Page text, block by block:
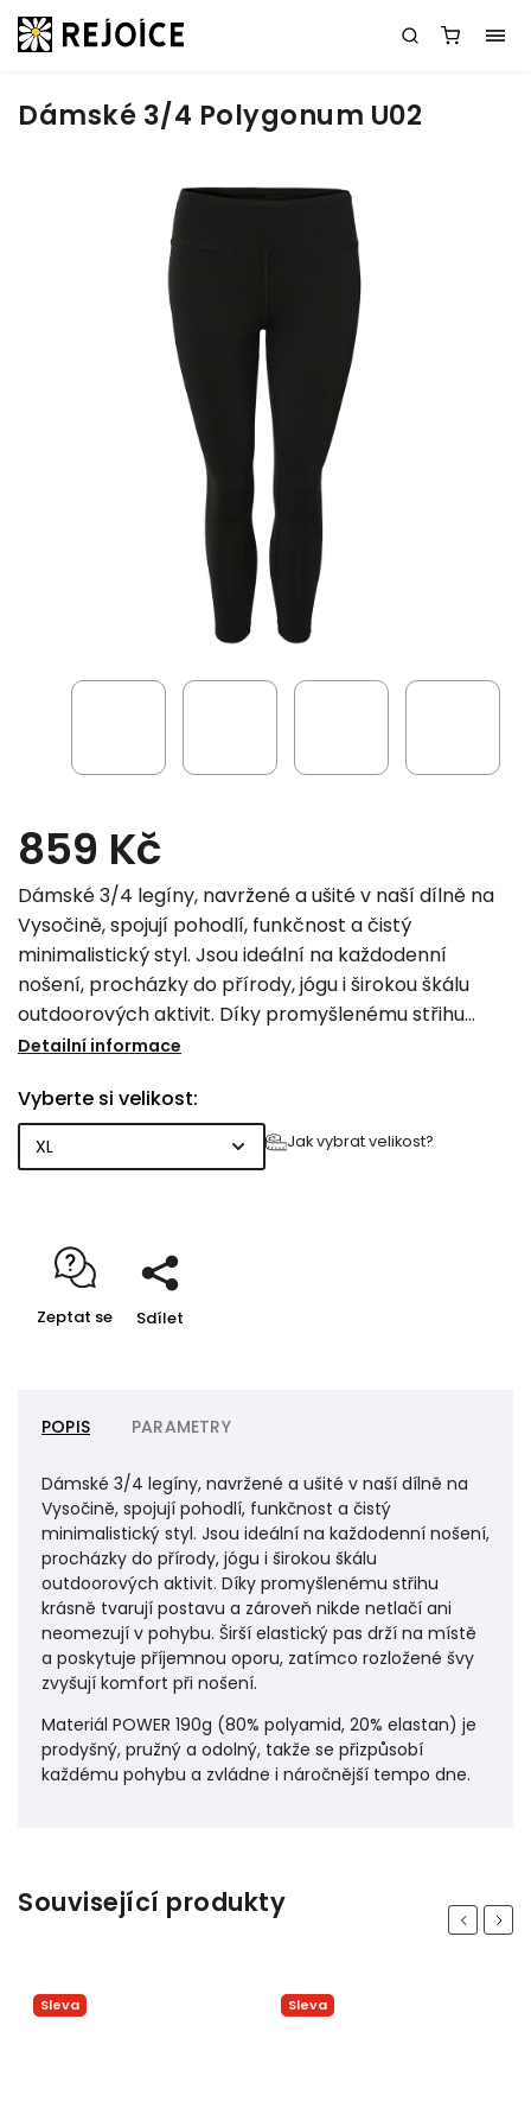
Dámské 3/4 Polygonum U02
859 Kč
Dámské 3/4 legíny, navržené a ušité v naší dílně na
Vysočině, spojují pohodlí, funkčnost a čistý
minimalistický styl. Jsou ideální na každodenní
nošení, procházky do přírody, jógu i širokou škálu
outdoorových aktivit. Díky promyšlenému střihu
krásně tvarují postavu a zároveň nikde netlačí ani
a poskytuje příjemnou oporu, zatímco rozložené švy
zvyšují komfort při nošení.
Detailní informace
Vyberte si velikost:
Jak vybrat velikost?
Zeptat se Sdílet
POPIS PARAMETRY
Dámské 3/4 legíny, navržené a ušité v naší dílně na
Vysočině, spojují pohodlí, funkčnost a čistý
minimalistický styl. Jsou ideální na každodenní nošení,
procházky do přírody, jógu i širokou škálu
outdoorových aktivit. Díky promyšlenému střihu
krásně tvarují postavu a zároveň nikde netlačí ani
neomezují v pohybu. Širší elastický pas drží na místě
a poskytuje příjemnou oporu, zatímco rozložené švy
zvyšují komfort při nošení.
Materiál POWER 190g (80% polyamid, 20% elastan) je
prodyšný, pružný a odolný, takže se přizpůsobí
každému pohybu a zvládne i náročnější tempo dne.
Související produkty Previous
Sleva Sleva
Next